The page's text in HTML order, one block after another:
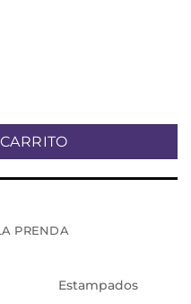
PRENDA
Estampados